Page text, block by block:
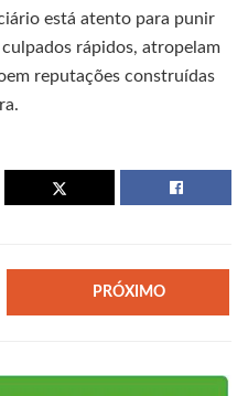
está atento para punir
rápidos, atropelam
reputações construídas
PRÓXIMO